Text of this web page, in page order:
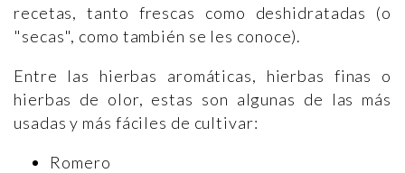
recetas, tanto frescas como deshidratadas (o
"secas", como también se les conoce).
Entre las hierbas aromáticas, hierbas finas o
hierbas de olor, estas son algunas de las más
usadas y más fáciles de cultivar:
Romero